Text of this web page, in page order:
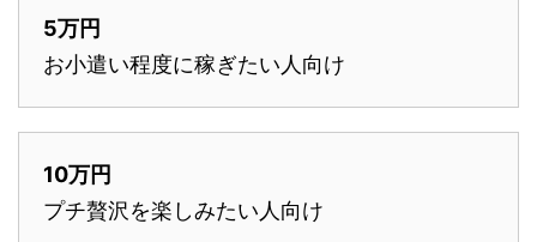
5万円
お小遣い程度に稼ぎたい人向け
10万円
プチ贅沢を楽しみたい人向け